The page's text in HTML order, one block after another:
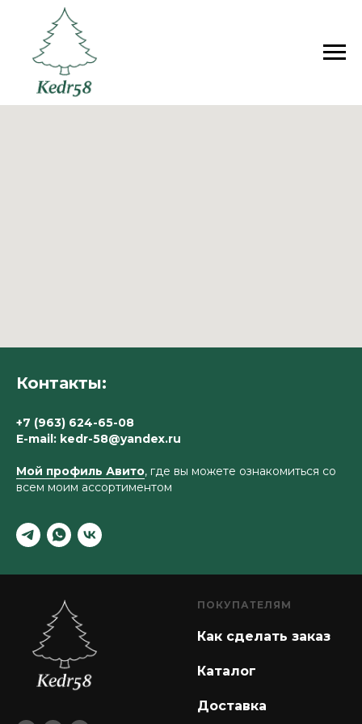
Контакты:
+7 (963) 624-65-08
E-mail: kedr-58@yandex.ru
Мой профиль Авито, где вы можете ознакомиться со
всем моим ассортиментом
ПОКУПАТЕЛЯМ
Как сделать заказ
Каталог
Доставка